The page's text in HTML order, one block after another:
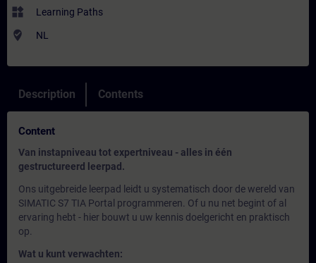
widgets Learning Paths
where_to_vote NL
Description Contents
Content
Van instapniveau tot expertniveau - alles in één
gestructureerd leerpad.
Ons uitgebreide leerpad leidt u systematisch door de wereld van
SIMATIC S7 TIA Portal programmeren. Of u nu net begint of al
ervaring hebt - hier bouwt u uw kennis doelgericht en praktisch
op.
Wat u kunt verwachten: